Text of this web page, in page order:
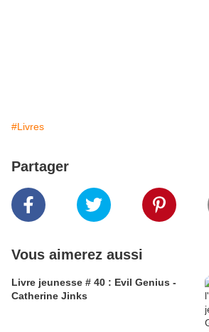
#Livres
Partager
Vous aimerez aussi
Livre jeunesse # 40 : Evil Genius -
Catherine Jinks